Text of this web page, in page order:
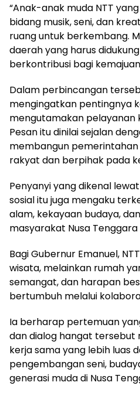
“Anak-anak muda NTT
bidang musik, seni, dan
ruang untuk berkembang.
daerah yang harus
berkontribusi bagi kemajuan
Dalam perbincangan
mengingatkan pentingnya
mengutamakan pelayanan
Pesan itu dinilai sejalan
membangun
rakyat dan berpihak pada
Penyanyi yang dikenal
sosial itu juga mengaku
alam, kekayaan budaya,
masyarakat Nusa Tenggara
Bagi Gubernur Emanuel,
wisata, melainkan rumah
semangat, dan harapan
bertumbuh melalui
Ia berharap pertemuan
dan dialog hangat tersebut
kerja sama yang lebih luas
pengembangan seni,
generasi muda di Nusa